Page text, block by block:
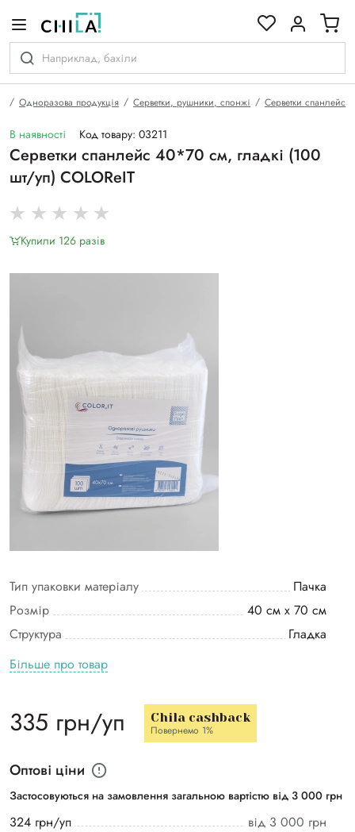
Одноразова продукція Серветки, рушники, спонжі Серветки спанлейс
В наявності Код товару: 03211
Серветки спанлейс 40*70 см, гладкі (100
шт/уп) COLOReIT
Купили 126 разiв
Тип упаковки матеріалу
Пачка
Розмір
40 см х 70 см
Структура
Гладка
Більше про товар
335 грн/уп Chila cashback
Повернемо 1%
Оптові ціни
Застосовуються на замовлення загальною вартістю від 3 000 грн
324 грн/уп
від 3 000 грн
гамі